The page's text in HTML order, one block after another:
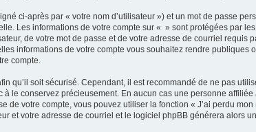
ci-après par « votre nom d’utilisateur ») et un mot de passe
Les informations de votre compte sur « » sont protégées par
de votre mot de passe et de votre adresse de courriel
informations de votre compte vous souhaitez rendre
compte.
qu’il soit sécurisé. Cependant, il est recommandé de ne pas
le conservez précieusement. En aucun cas une personne
de votre compte, vous pouvez utiliser la fonction « J’ai perdu
et votre adresse de courriel et le logiciel phpBB générera alors